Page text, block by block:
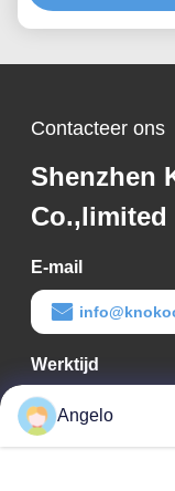
en 3D-
Contacteer ons
Shenzhen
Co.,limited
E-mail
Werktijd
08:00-18:00
Ons adres
Angelo